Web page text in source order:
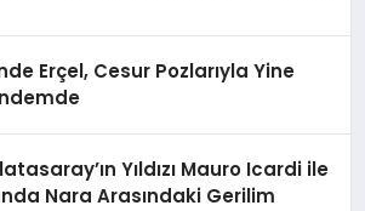
Erçel, Cesur Pozlarıyla Yine
Yıldızı Mauro Icardi ile
Nara Arasındaki Gerilim